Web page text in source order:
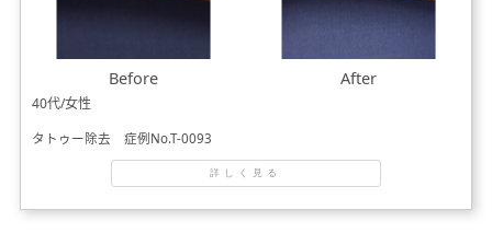
Before After
40代/女性
タトゥー除去 症例No.T-0093
詳しく見る